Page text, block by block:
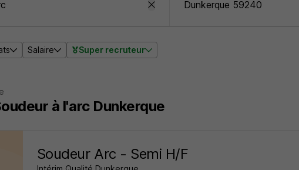
Salaire Super recruteur
à l'arc Dunkerque
Soudeur Arc - Semi H/F